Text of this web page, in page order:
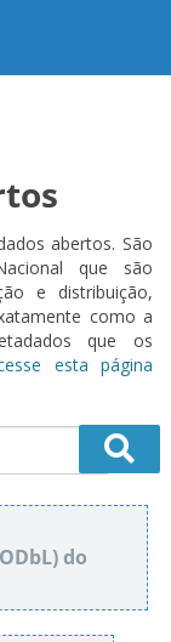
abertos. São
que são
e distribuição,
como a
que os
esta página
do